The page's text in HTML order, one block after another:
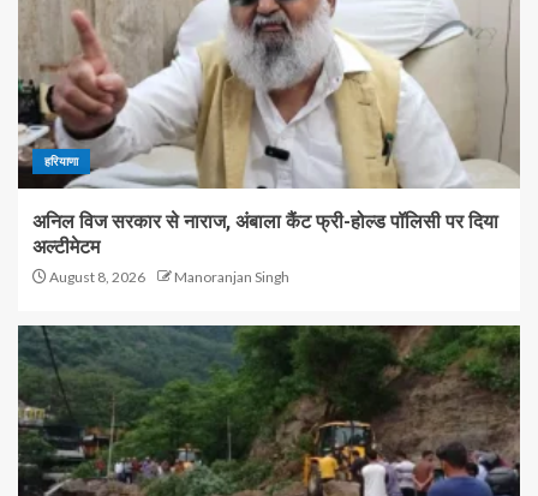
हरियाणा
अनिल विज सरकार से नाराज, अंबाला कैंट फ्री-होल्ड पॉलिसी पर दिया
अल्टीमेटम
August 8, 2026 Manoranjan Singh